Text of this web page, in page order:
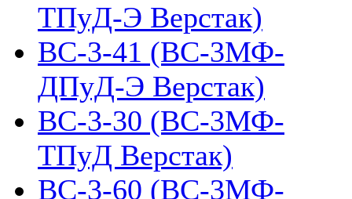
ТПуД-Э Верстак)
ВС-3-41 (ВС-3МФ-
ДПуД-Э Верстак)
ВС-3-30 (ВС-3МФ-
ТПуД Верстак)
ВС-3-60 (ВС-3МФ-